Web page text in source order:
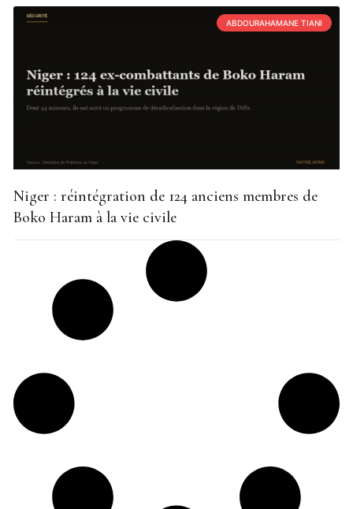
ABDOURAHAMANE TIANI
Niger : réintégration de 124 anciens membres de
Boko Haram à la vie civile